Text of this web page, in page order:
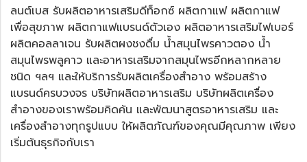
ลนต์เบส รับผลิตอาหารเสริมดีท็อกซ์ ผลิตกาแฟ ผลิตกาแฟ
เพื่อสุขภาพ ผลิตกาแฟแบรนด์ตัวเอง ผลิตอาหารเสริมไฟเบอร์
ผลิตคอลลาเจน รับผลิตผงชงดื่ม น้ำสมุนไพรคาวตอง น้ำ
สมุนไพรพลูคาว และอาหารเสริมจากสมุนไพรอีกหลากหลาย
ชนิด ฯลฯ และให้บริการรับผลิตเครื่องสำอาง พร้อมสร้าง
แบรนด์ครบวงจร บริษัทผลิตอาหารเสริม บริษัทผลิตเครื่อง
สำอางของเราพร้อมคิดค้น และพัฒนาสูตรอาหารเสริม และ
เครื่องสำอางทุกรูปแบบ ให้ผลิตภัณฑ์ของคุณมีคุณภาพ เพียง
เริ่มต้นธุรกิจกับเรา